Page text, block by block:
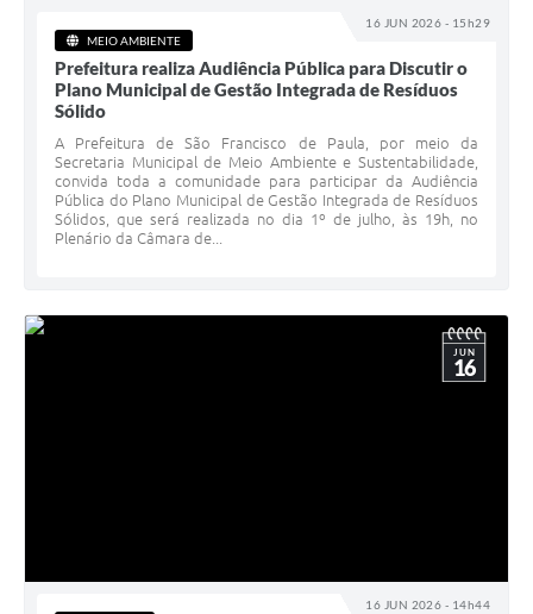
16 JUN 2026 - 15h29
MEIO AMBIENTE
Prefeitura realiza Audiência Pública para Discutir o
Plano Municipal de Gestão Integrada de Resíduos
Sólido
A Prefeitura de São Francisco de Paula, por meio da
Secretaria Municipal de Meio Ambiente e Sustentabilidade,
convida toda a comunidade para participar da Audiência
Pública do Plano Municipal de Gestão Integrada de Resíduos
Sólidos, que será realizada no dia 1º de julho, às 19h, no
Plenário da Câmara de...
16 JUN 2026 - 14h44
JUN
16